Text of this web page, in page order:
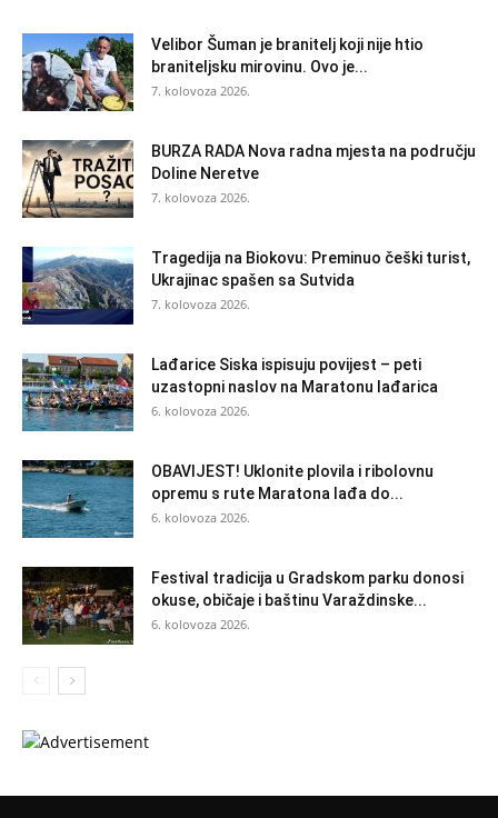
Velibor Šuman je branitelj koji nije htio
braniteljsku mirovinu. Ovo je...
7. kolovoza 2026.
BURZA RADA Nova radna mjesta na području
Doline Neretve
7. kolovoza 2026.
Tragedija na Biokovu: Preminuo češki turist,
Ukrajinac spašen sa Sutvida
7. kolovoza 2026.
Lađarice Siska ispisuju povijest – peti
uzastopni naslov na Maratonu lađarica
6. kolovoza 2026.
OBAVIJEST! Uklonite plovila i ribolovnu
opremu s rute Maratona lađa do...
6. kolovoza 2026.
Festival tradicija u Gradskom parku donosi
okuse, običaje i baštinu Varaždinske...
6. kolovoza 2026.